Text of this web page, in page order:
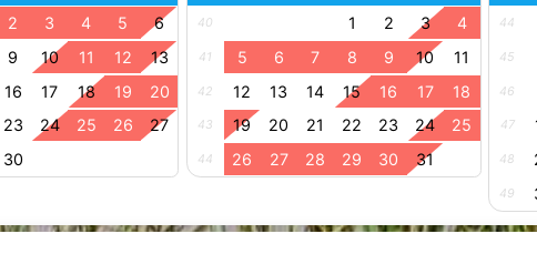
2 3 4 5 6
9 10 11 12 13
16 17 18 19 20
23 24 25 26 27
30
40 1 2 3 4
41 5 6 7 8 9 10 11
42 12 13 14 15 16 17 18
43 19 20 21 22 23 24 25
44 26 27 28 29 30 31
44
45
46
47
48
49